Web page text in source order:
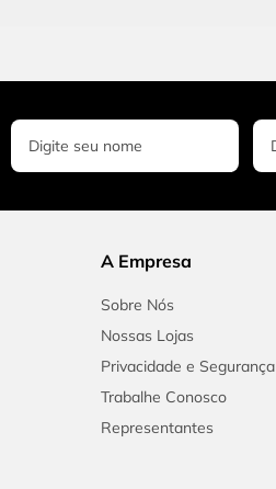
A Empresa
Sobre Nós
Nossas Lojas
Privacidade e Segurança
Trabalhe Conosco
Representantes